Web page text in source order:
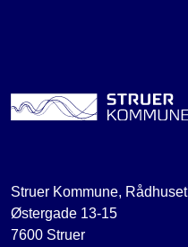
Struer Kommune, Rådhuset
Østergade 13-15
7600 Struer